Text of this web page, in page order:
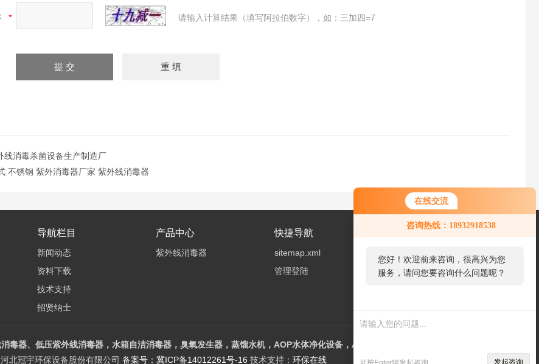
在线交流
咨询热线：18932918538
您好！欢迎前来咨询，很高兴为您
服务，请问您要咨询什么问题呢？
您好，看您停留很久了，是否找到
了需求产品，您可以直接在线与我
发起咨询
请输入计算结果（填写阿拉伯数字），如：三加四=7
线消毒杀菌设备生产制造厂
不锈钢 紫外消毒器厂家 紫外线消毒器
导航栏目
新闻动态
资料下载
技术支持
招贤纳士
产品中心
紫外线消毒器
快捷导航
sitemap.xml
管理登陆
毒器、低压紫外线消毒器，水箱自洁消毒器，臭氧发生器，蒸馏水机，AOP水体净化设备，AOT光催化设备
北冠宇环保设备股份有限公司 备案号：冀ICP备14012261号-16 技术支持： 环保在线